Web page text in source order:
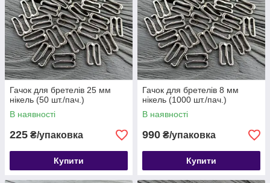
Гачок для бретелів 25 мм
нікель (50 шт./пач.)
В наявності
225 ₴/упаковка
Купити
Гачок для бретелів 8 мм
нікель (1000 шт./пач.)
В наявності
990 ₴/упаковка
Купити